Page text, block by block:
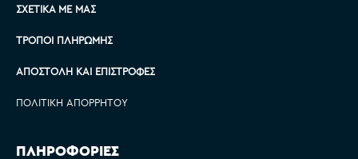
ΣΧΕΤΙΚΆ ΜΕ ΜΑΣ
ΤΡΌΠΟΙ ΠΛΗΡΩΜΉΣ
ΑΠΟΣΤΟΛΉ ΚΑΙ ΕΠΙΣΤΡΟΦΈΣ
ΠΟΛΙΤΙΚΉ ΑΠΟΡΡΉΤΟΥ
ΠΛΗΡΟΦΟΡΙΕΣ